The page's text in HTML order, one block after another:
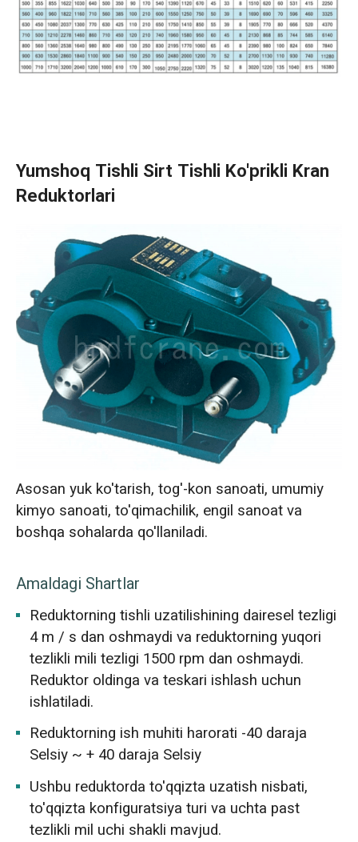
Yumshoq Tishli Sirt Tishli Ko'prikli Kran
Reduktorlari
Asosan yuk ko'tarish, tog'-kon sanoati, umumiy
kimyo sanoati, to'qimachilik, engil sanoat va
boshqa sohalarda qo'llaniladi.
Amaldagi Shartlar
Reduktorning tishli uzatilishining dairesel tezligi
4 m / s dan oshmaydi va reduktorning yuqori
tezlikli mili tezligi 1500 rpm dan oshmaydi.
Reduktor oldinga va teskari ishlash uchun
ishlatiladi.
Reduktorning ish muhiti harorati -40 daraja
Selsiy ~ + 40 daraja Selsiy
Ushbu reduktorda to'qqizta uzatish nisbati,
to'qqizta konfiguratsiya turi va uchta past
tezlikli mil uchi shakli mavjud.